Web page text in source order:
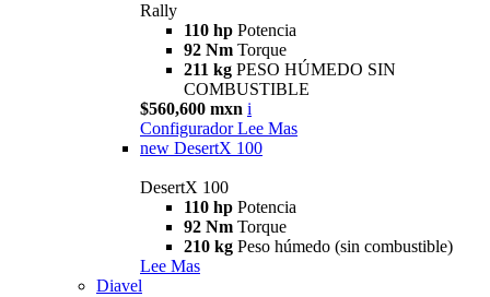
Rally
110 hp Potencia
92 Nm Torque
211 kg PESO HÚMEDO SIN
COMBUSTIBLE
$560,600 mxn i
Configurador Lee Mas
new DesertX 100
DesertX 100
110 hp Potencia
92 Nm Torque
210 kg Peso húmedo (sin combustible)
Lee Mas
Diavel